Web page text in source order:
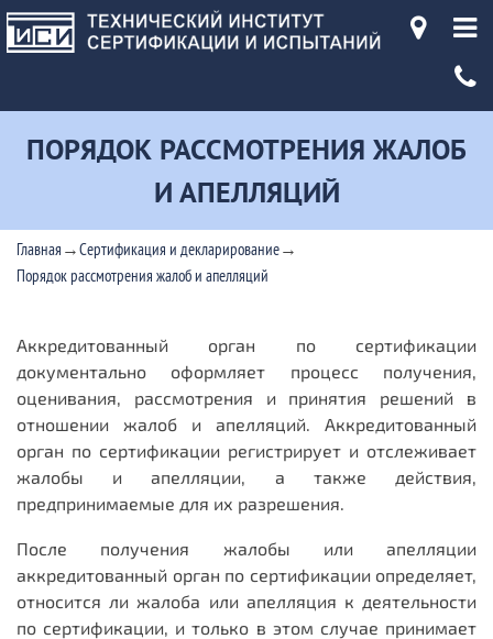
ПОРЯДОК РАССМОТРЕНИЯ ЖАЛОБ
И АПЕЛЛЯЦИЙ
Главная →Сертификация и декларирование→
Порядок рассмотрения жалоб и апелляций
Аккредитованный орган по сертификации
документально оформляет процесс получения,
оценивания, рассмотрения и принятия решений в
отношении жалоб и апелляций. Аккредитованный
орган по сертификации регистрирует и отслеживает
жалобы и апелляции, а также действия,
предпринимаемые для их разрешения.
После получения жалобы или апелляции
аккредитованный орган по сертификации определяет,
относится ли жалоба или апелляция к деятельности
по сертификации, и только в этом случае принимает